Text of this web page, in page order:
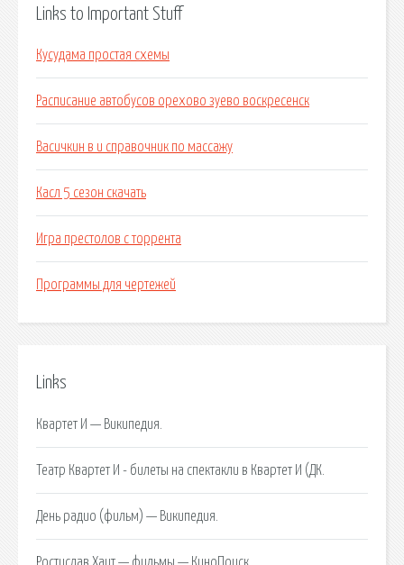
Links to Important Stuff
Кусудама простая схемы
Расписание автобусов орехово зуево воскресенск
Васичкин в и справочник по массажу
Касл 5 сезон скачать
Игра престолов с торрента
Программы для чертежей
Links
Квартет И — Википедия.
Театр Квартет И - билеты на спектакли в Квартет И (ДК.
День радио (фильм) — Википедия.